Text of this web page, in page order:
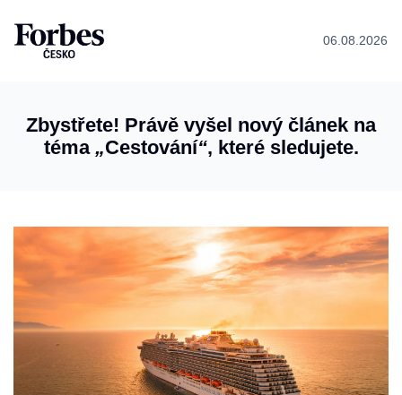
06.08.2026
Zbystřete! Právě vyšel nový článek na
téma „Cestování“, které sledujete.